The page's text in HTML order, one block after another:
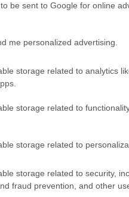
be sent to Google for online
me personalized advertising.
storage related to analytics
storage related to
storage related to
storage related to security,
fraud prevention, and other